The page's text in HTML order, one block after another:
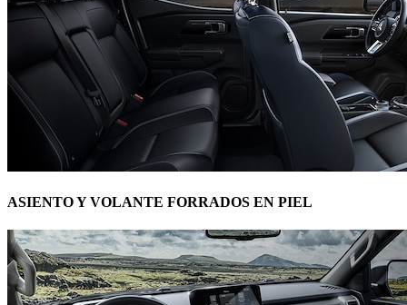
ASIENTO Y VOLANTE FORRADOS EN PIEL